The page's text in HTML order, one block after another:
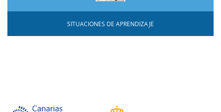
SITUACIONES DE APRENDIZAJE